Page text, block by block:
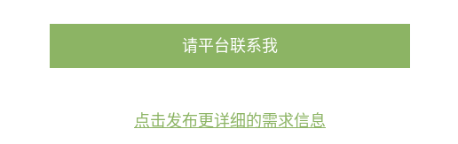
请平台联系我
点击发布更详细的需求信息